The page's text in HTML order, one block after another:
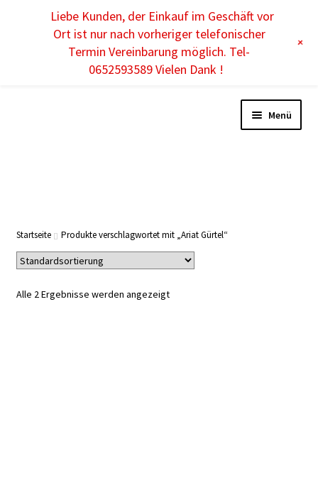
Menü
KINDER
ACCESSOIRES
Startseite Produkte verschlagwortet mit „Ariat Gürtel“
Alle 2 Ergebnisse werden angezeigt
Liebe Kunden, der Einkauf im Geschäft vor
Ort ist nur nach vorheriger telefonischer
Termin Vereinbarung möglich. Tel-
0652593589 Vielen Dank !
+
DE